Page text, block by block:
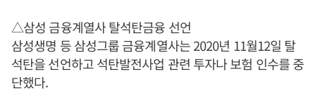
△삼성 금융계열사 탈석탄금융 선언
삼성생명 등 삼성그룹 금융계열사는 2020년 11월12일 탈
석탄을 선언하고 석탄발전사업 관련 투자나 보험 인수를 중
단했다.